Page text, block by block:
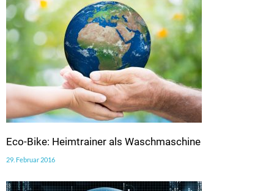
Eco-Bike: Heimtrainer als Waschmaschine
29. Februar 2016